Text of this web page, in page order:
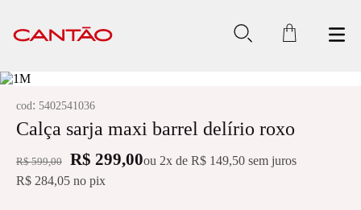
cod: 5402541036
Calça sarja maxi barrel delírio roxo
R$ 599,00 R$ 299,00ou 2x de R$ 149,50 sem juros
R$ 284,05 no pix